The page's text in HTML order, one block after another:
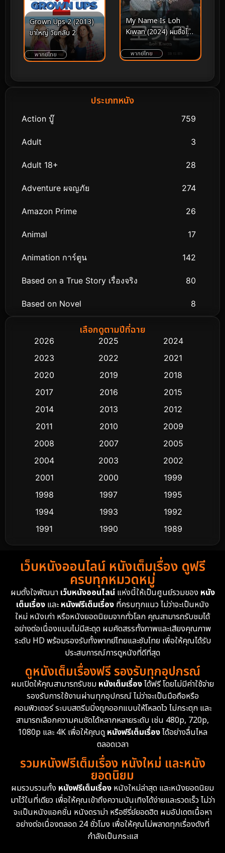
Grown Ups 2 (2013)
ขาใหญ่ วัยกลับ 2
พากย์ไทย
My Name Is Loh
Kiwan (2024) ผมชื่อโรกี
วาน
พากย์ไทย
ประเภทหนัง
Action บู๊ 759
Adult 3
Adult 18+ 28
Adventure ผจญภัย 274
Amazon Prime 26
Animal 17
Animation การ์ตูน 142
Based on a True Story เรื่องจริง 80
Based on Novel 8
Biography ชีวิตจริง
Classic หนังคลาสสิก
Comedy ตลก 445
Crime อาชญากรรม 518
Cult Film
Dance เต้น
Detective สืบสวน
Detective สืบสวน
Disney+ 4
Documentary สารคดี 94
Drama ดราม่า
Dystopian 16
Emotional 61
Epic มหากาพย์ 219
Family ครอบครัว 366
Fantasy จินตนาการ 332
Fiction 9
เลือกดูตามปีที่ฉาย
2026 2025
2024
2023
2022
2021
2020
2019
2018
2017
2016
2015
2014
2013
2012
2011
2010
2009
2008
2007
2005
2004
2003
2002
2001
2000
1999
1998
1997
1995
1994
1993
1992
1991
1990
1989
1988
1986
1985
1983
1982
1981
1974
1962
เว็บหนังออนไลน์ หนังเต็มเรื่อง ดูฟรี
ครบทุกหมวดหมู่
ผมตั้งใจพัฒนา เว็บหนังออนไลน์แห่งนี้ให้เป็นศูนย์รวมของ หนัง
เต็มเรื่อง และหนังฟรีเต็มเรื่อง ที่ครบทุกแนว ไม่ว่าจะเป็นหนัง
ใหม่ หนังเก่า หรือหนังยอดนิยมจากทั่วโลก คุณสามารถรับชมได้
อย่างต่อเนื่องแบบไม่มีสะดุด ผมคัดสรรทั้งภาพและเสียงคุณภาพ
ระดับ HD พร้อมรองรับทั้งพากย์ไทยและซับไทย เพื่อให้คุณได้รับ
ประสบการณ์การดูหนังที่ดีที่สุด
ดูหนังเต็มเรื่องฟรี รองรับทุกอุปกรณ์
ผมเปิดให้คุณสามารถรับชม หนังเต็มเรื่องได้ฟรี โดยไม่มีค่าใช้จ่าย
รองรับการใช้งานผ่านทุกอุปกรณ์ ไม่ว่าจะเป็นมือถือหรือ
คอมพิวเตอร์ ระบบสตรีมมิ่งถูกออกแบบให้โหลดไว ไม่กระตุก และ
สามารถเลือกความคมชัดได้หลากหลายระดับ เช่น 480p, 720p,
1080p และ 4K เพื่อให้คุณดูหนังฟรีเต็มเรื่องได้อย่างลื่นไหล
ตลอดเวลา
รวมหนังฟรีเต็มเรื่อง หนังใหม่ และหนัง
ยอดนิยม
ผมรวบรวมทั้ง หนังฟรีเต็มเรื่อง หนังใหม่ล่าสุด และหนังยอดนิยม
มาไว้ในที่เดียว เพื่อให้คุณเข้าถึงความบันเทิงได้ง่ายและรวดเร็ว ไม่ว่า
จะเป็นหนังแอคชั่น หนังดราม่า หรือซีรี่ย์ยอดฮิต ผมอัปเดตเนื้อหา
อย่างต่อเนื่องตลอด 24 ชั่วโมง เพื่อให้คุณไม่พลาดทุกเรื่องดังที่
กำลังเป็นกระแส